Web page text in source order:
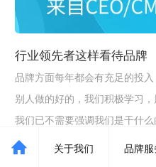
行业领先者这样看待品牌
品牌方面每年都会有充足的投入
别人做的好的，我们积极学习，
我们已不需要强调我们是干什么
重要的是我们的姿态/态度。
关于我们 品牌服